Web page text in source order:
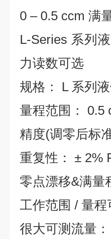
0 – 0.5 ccm 满
L-Series 系列
力读数可选
规格： L 系列
量程范围： 0.5
精度(调零后标
重复性： ± 2%
零点漂移&满量
工作范围 / 量
很大可测流量